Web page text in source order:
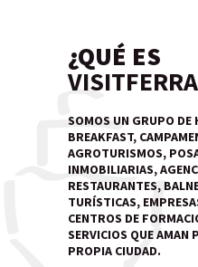
¿QUÉ ES
SOMOS UN GRUPO DE
BREAKFAST,
AGROTURISMOS,
INMOBILIARIAS,
RESTAURANTES,
TURÍSTICAS,
CENTROS DE
SERVICIOS QUE AMAN
PROPIA CIUDAD.